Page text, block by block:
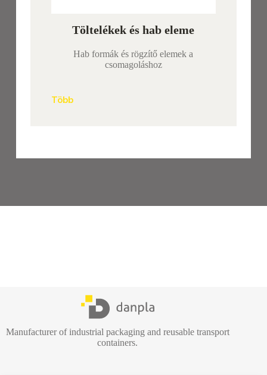
Töltelékek és hab eleme
Hab formák és rögzítő elemek a
csomagoláshoz
Több
Manufacturer of industrial packaging and reusable transport
containers.